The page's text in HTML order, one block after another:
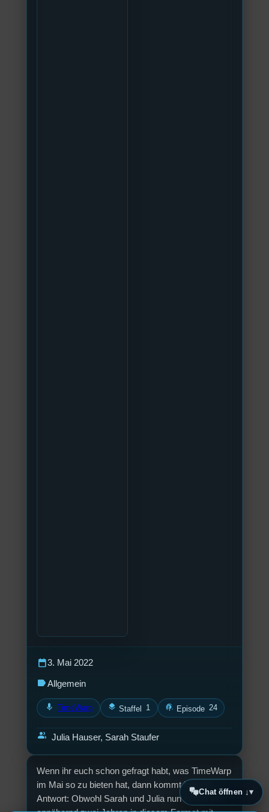
Wenn ihr euch schon gefragt habt, was TimeWarp
im Mai so zu bieten hat, dann kommt hier die
Antwort: Obwohl Sarah und Julia nun schon seit
calendar_today3. Mai 2022
labelAllgemein
mic TimeWarp layers Staffel 1 podcasts Episode 24
group Julia Hauser, Sarah Staufer
Chat öffnen ↓